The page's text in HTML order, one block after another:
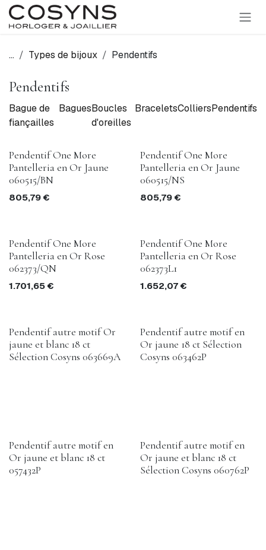
SE RENDRE AU CONTENU
... Types de bijoux Pendentifs
Pendentifs
Bague de
fiançailles
BaguesBoucles
d'oreilles
BraceletsColliersPendentifs
Pendentif One More
Pantelleria en Or Jaune
060515/BN
805,79 €
Pendentif One More
Pantelleria en Or Jaune
060515/NS
805,79€
Pendentif One More
Pantelleria en Or Rose
062373/QN
1.701,65 €
Pendentif One More
Pantelleria en Or Rose
062373L1
1.652,07€
Pendentif autre motif Or
jaune et blanc 18 ct
Sélection Cosyns 063669A
Pendentif autre motif en
Or jaune 18 ct Sélection
Cosyns 063462P
Pendentif autre motif en
Or jaune et blanc 18 ct
057432P
Pendentif autre motif en
Or jaune et blanc 18 ct
Sélection Cosyns 060762P